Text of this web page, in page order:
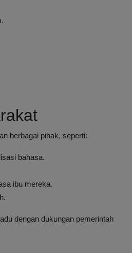
berbagai pihak, seperti:
bahasa.
ibu mereka.
dengan dukungan pemerintah